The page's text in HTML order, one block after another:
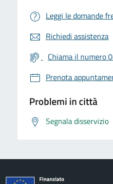
Leggi le domande
Richiedi assistenza
Chiama il numero
Prenota
Problemi in città
Segnala disservizio